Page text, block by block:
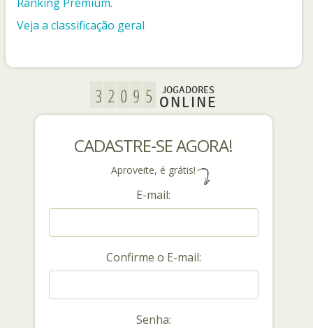
Veja a classificação geral
JOGADORES
ONLINE
CADASTRE-SE AGORA!
Aproveite, é grátis!
E-mail:
Confirme o E-mail:
Senha: